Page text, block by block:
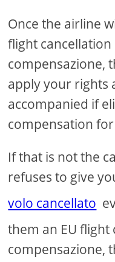
Once the airline
flight
compensazione,
apply your rights
accompanied if
compensation
If that is not the
refuses to give
volo cancellato
them an EU
compensazione,